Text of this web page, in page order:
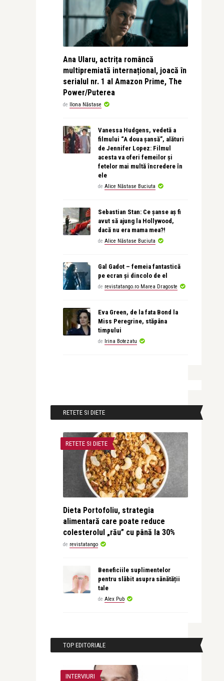
Ana Ularu, actrița româncă
multipremiată internațional, joacă în
serialul nr. 1 al Amazon Prime, The
Power/Puterea
de Ilona Năstase
Vanessa Hudgens, vedetă a
filmului “A doua șansă”, alături
de Jennifer Lopez: Filmul
acesta va oferi femeilor și
fetelor mai multă încredere în
ele
de Alice Năstase Buciuta
Sebastian Stan: Ce șanse aș fi
avut să ajung la Hollywood,
dacă nu era mama mea?!
de Alice Năstase Buciuta
Gal Gadot – femeia fantastică
pe ecran și dincolo de el
de revistatango.ro Marea Dragoste
Eva Green, de la fata Bond la
Miss Peregrine, stăpâna
timpului
de Irina Botezatu
RETETE SI DIETE
RETETE SI DIETE
Dieta Portofoliu, strategia
alimentară care poate reduce
colesterolul „rău” cu până la 30%
de revistatango
Beneficiile suplimentelor
pentru slăbit asupra sănătății
tale
de Alex Pub
TOP EDITORIALE
INTERVIURI